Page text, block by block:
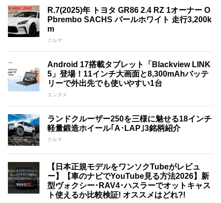
R.7(2025)年 トヨタ GR86 2.4 RZ 1オーナー O
Pbrembo SACHS パールホワイト 走行3,200k
m
クルマ
Android 17搭載タブレット「Blackview LINK
5」登場！11インチ大画面と8,300mAhバッテ
リーで外出先でも使いやすい1台
エンタメ
ランドクルーザー250を三様に魅せる18インチ
軽量鍛造ホイール｢A･LAP｣3銘柄紹介
クルマ
【日本正規モデルをワンソクTubeがレビュ
ー】【車のナビでYouTube見る方法2026】新
型ヴォクシー･RAV4･ハスラーでオットキャス
ト使えるか比較検証! オススメはどれ?!